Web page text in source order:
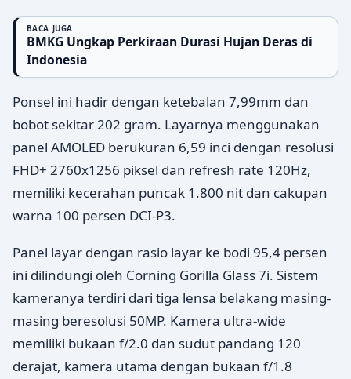
BACA JUGA
BMKG Ungkap Perkiraan Durasi Hujan Deras di
Indonesia
Ponsel ini hadir dengan ketebalan 7,99mm dan
bobot sekitar 202 gram. Layarnya menggunakan
panel AMOLED berukuran 6,59 inci dengan resolusi
FHD+ 2760x1256 piksel dan refresh rate 120Hz,
memiliki kecerahan puncak 1.800 nit dan cakupan
warna 100 persen DCI-P3.
Panel layar dengan rasio layar ke bodi 95,4 persen
ini dilindungi oleh Corning Gorilla Glass 7i. Sistem
kameranya terdiri dari tiga lensa belakang masing-
masing beresolusi 50MP. Kamera ultra-wide
memiliki bukaan f/2.0 dan sudut pandang 120
derajat, kamera utama dengan bukaan f/1.8